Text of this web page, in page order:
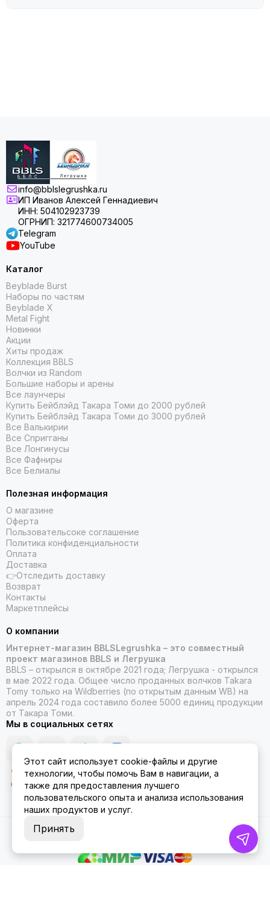
info@bblslegrushka.ru
ИП Иванов Алексей Геннадиевич
ИНН: 504102923739
ОГРНИП: 321774600734005
Telegram
YouTube
Каталог
Beyblade Burst
Наборы по частям
Beyblade X
Metal Fight
Новинки
Акции
Хиты продаж
Коллекция BBLS
Волчки из Random
Большие наборы и арены
Все лаунчеры
Купить Бейблэйд Такара Томи до 2000 рублей
Купить Бейблэйд Такара Томи до 3000 рублей
Все Валькирии
Все Спригганы
Все Лонгинусы
Все Фафниры
Все Белиалы
Полезная информация
О магазине
Оферта
Пользовательсоке соглашение
Политика конфиденциальности
Оплата
Доставка
👉Отследить доставку
Возврат
Контакты
Маркетплейсы
О компании
Интернет-магазин BBLSLegrushka – это совместный
проект магазинов BBLS и Легрушка
BBLS – открылся в октябре 2021 года; Легрушка - открылся
в мае 2022 года. Общее число проданных волчков Takara
Tomy только на Wildberries (по открытым данным WB) на
апрель 2024 года составило более 5000 единиц продукции
от Такара Томи.
Мы в социальных сетях
2026 © ББЛСЛегрушка.
Этот сайт использует cookie-файлы и другие
технологии, чтобы помочь Вам в навигации, а
также для предоставления лучшего
пользовательского опыта и анализа использования
наших продуктов и услуг.
Принять